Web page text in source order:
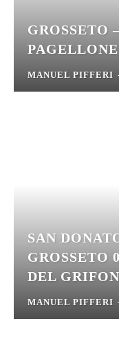
GROSSETO
MANUEL PIFFERI
SAN
GROSSETO
DEL
MANUEL PIFFERI